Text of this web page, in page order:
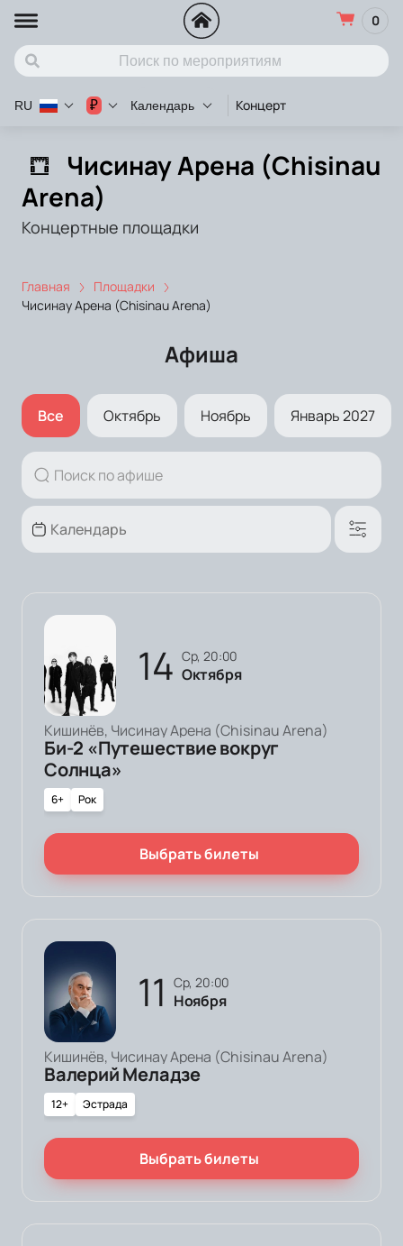
0
Календарь Концерт
RU ₽
Чисинау Арена (Chisinau
Arena)
Концертные площадки
Главная
Площадки
Чисинау Арена (Chisinau Arena)
Афиша
Все Октябрь Ноябрь Январь 2027
14 ср, 20:00
Октября
Кишинёв, Чисинау Арена (Chisinau Arena)
Би-2 «Путешествие вокруг
Солнца»
6+ Рок
Выбрать билеты
11 ср, 20:00
Ноября
Кишинёв, Чисинау Арена (Chisinau Arena)
Валерий Меладзе
12+ Эстрада
Выбрать билеты